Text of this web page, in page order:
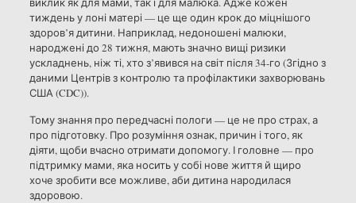
тиждень у лоні матері — це ще один крок до міцнішого
здоров’я дитини. Наприклад, недоношені малюки,
народжені до 28 тижня, мають значно вищі ризики
ускладнень, ніж ті, хто з’явився на світ після 34-го (Згідно з
даними Центрів з контролю та профілактики захворювань
США (CDC)).
Тому знання про передчасні пологи — це не про страх, а
про підготовку. Про розуміння ознак, причин і того, як
діяти, щоби вчасно отримати допомогу. І головне — про
підтримку мами, яка носить у собі нове життя й щиро
хоче зробити все можливе, аби дитина народилася
здоровою.